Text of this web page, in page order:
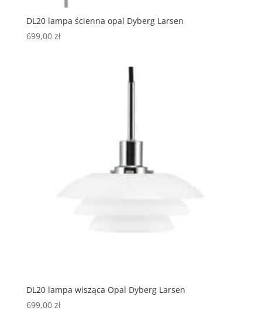
DL20 lampa ścienna opal Dyberg Larsen
699,00 zł
DL20 lampa wisząca Opal Dyberg Larsen
699,00 zł